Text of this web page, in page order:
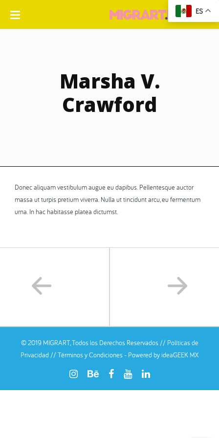
Marsha V.
Crawford
Donec aliquam vestibulum augue eu dapibus. Pellentesque auctor
massa ut turpis pretium viverra. Nulla ut tincidunt arcu, eu fermentum
urna. In hac habitasse platea dictumst.
© 2019 MIGRART, Todos los Derechos Reservados // Políticas de
Privacidad // Términos y Condiciones- Powered by ideaGEEK MX
ES